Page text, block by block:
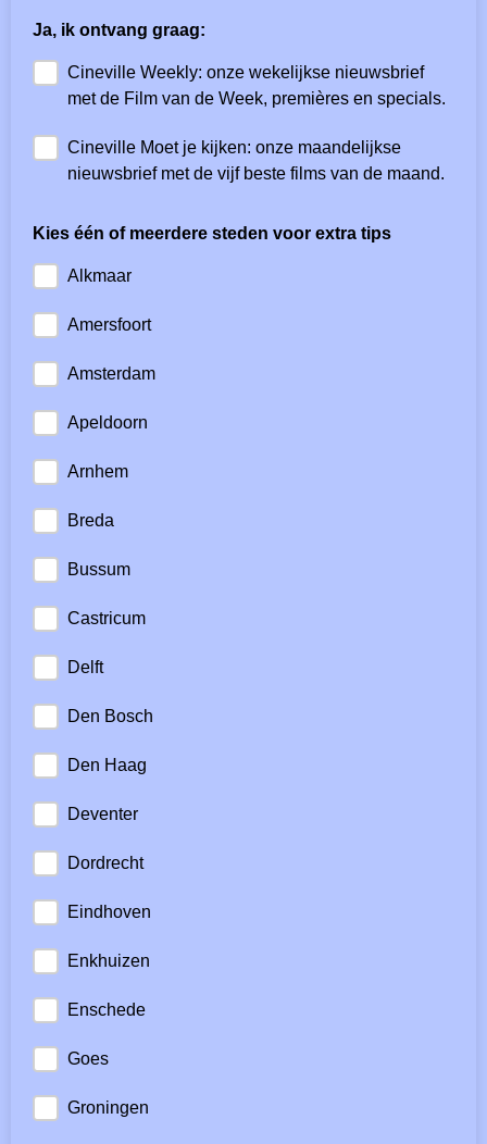
Ja, ik ontvang graag:
Cineville Weekly: onze wekelijkse nieuwsbrief
met de Film van de Week, premières en specials.
Cineville Moet je kijken: onze maandelijkse
nieuwsbrief met de vijf beste films van de maand.
Kies één of meerdere steden voor extra tips
Alkmaar
Amersfoort
Amsterdam
Apeldoorn
Arnhem
Breda
Bussum
Castricum
Delft
Den Bosch
Den Haag
Deventer
Dordrecht
Eindhoven
Enkhuizen
Enschede
Goes
Groningen